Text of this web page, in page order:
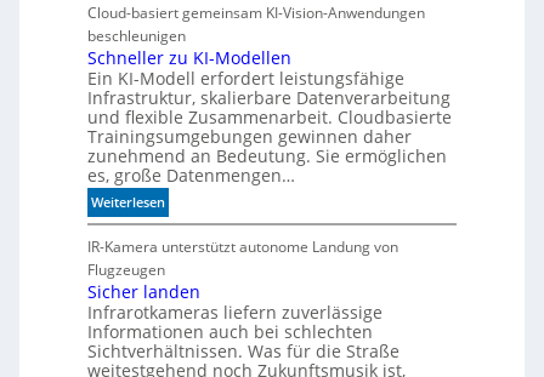
e
n
n
d
i
e
K
I
m
i
t
d
e
n
k
t
Cloud-basiert gemeinsam KI-Vision-Anwendungen
beschleunigen
Schneller zu KI-Modellen
Ein KI-Modell erfordert leistungsfähige
Infrastruktur, skalierbare Datenverarbeitung
und flexible Zusammenarbeit. Cloudbasierte
Trainingsumgebungen gewinnen daher
zunehmend an Bedeutung. Sie ermöglichen
es, große Datenmengen…
Weiterlesen:
S
c
h
n
e
l
l
IR-Kamera unterstützt autonome Landung von
Flugzeugen
Sicher landen
Infrarotkameras liefern zuverlässige
Informationen auch bei schlechten
Sichtverhältnissen. Was für die Straße
weitestgehend noch Zukunftsmusik ist,